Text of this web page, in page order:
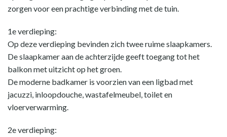
zorgen voor een prachtige verbinding met de tuin.
1e verdieping:
Op deze verdieping bevinden zich twee ruime slaapkamers.
De slaapkamer aan de achterzijde geeft toegang tot het
balkon met uitzicht op het groen.
De moderne badkamer is voorzien van een ligbad met
jacuzzi, inloopdouche, wastafelmeubel, toilet en
vloerverwarming.
2e verdieping: